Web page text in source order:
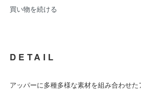
買い物を続ける
DETAIL
アッパーに多種多様な素材を組み合わせ